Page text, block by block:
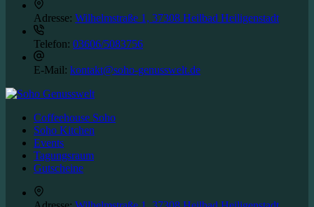
Adresse: Wilhelmstraße 1, 37308 Heilbad Heiligenstadt
Telefon: 03606/5083756
E-Mail: kontakt@soho-genusswelt.de
Coffeehouse Soho
Soho Kitchen
Events
Tagungsraum
Gutscheine